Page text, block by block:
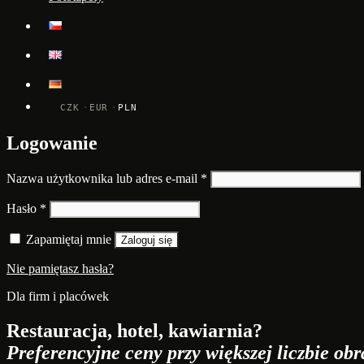
CZK EUR PLN
Logowanie
Nazwa użytkownika lub adres e-mail * Wymagane
Hasło * Wymagane
Zapamiętaj mnie Zaloguj się
Nie pamiętasz hasła?
Dla firm i placówek
Restauracja, hotel, kawiarnia?
Preferencyjne ceny przy większej liczbie